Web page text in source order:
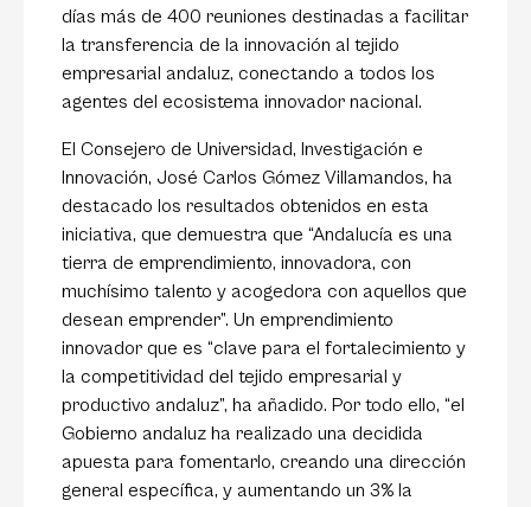
días más de 400 reuniones destinadas a facilitar
la transferencia de la innovación al tejido
empresarial andaluz, conectando a todos los
agentes del ecosistema innovador nacional.
El Consejero de Universidad, Investigación e
Innovación, José Carlos Gómez Villamandos, ha
destacado los resultados obtenidos en esta
iniciativa, que demuestra que “Andalucía es una
tierra de emprendimiento, innovadora, con
muchísimo talento y acogedora con aquellos que
desean emprender”. Un emprendimiento
innovador que es “clave para el fortalecimiento y
la competitividad del tejido empresarial y
productivo andaluz”, ha añadido. Por todo ello, “el
Gobierno andaluz ha realizado una decidida
apuesta para fomentarlo, creando una dirección
general específica, y aumentando un 3% la